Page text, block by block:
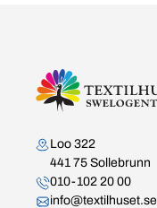
Kontakta oss
Loo 322
441 75 Sollebrunn
010-102 20 00
info@textilhuset.se